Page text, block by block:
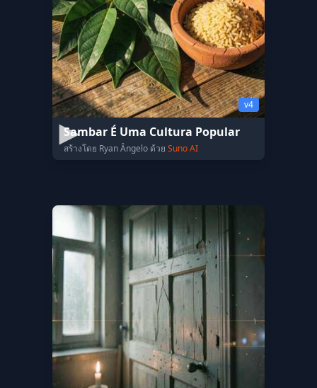
v4
Sambar É Uma Cultura Popular
สร้างโดย Ryan Ângelo ด้วย Suno AI